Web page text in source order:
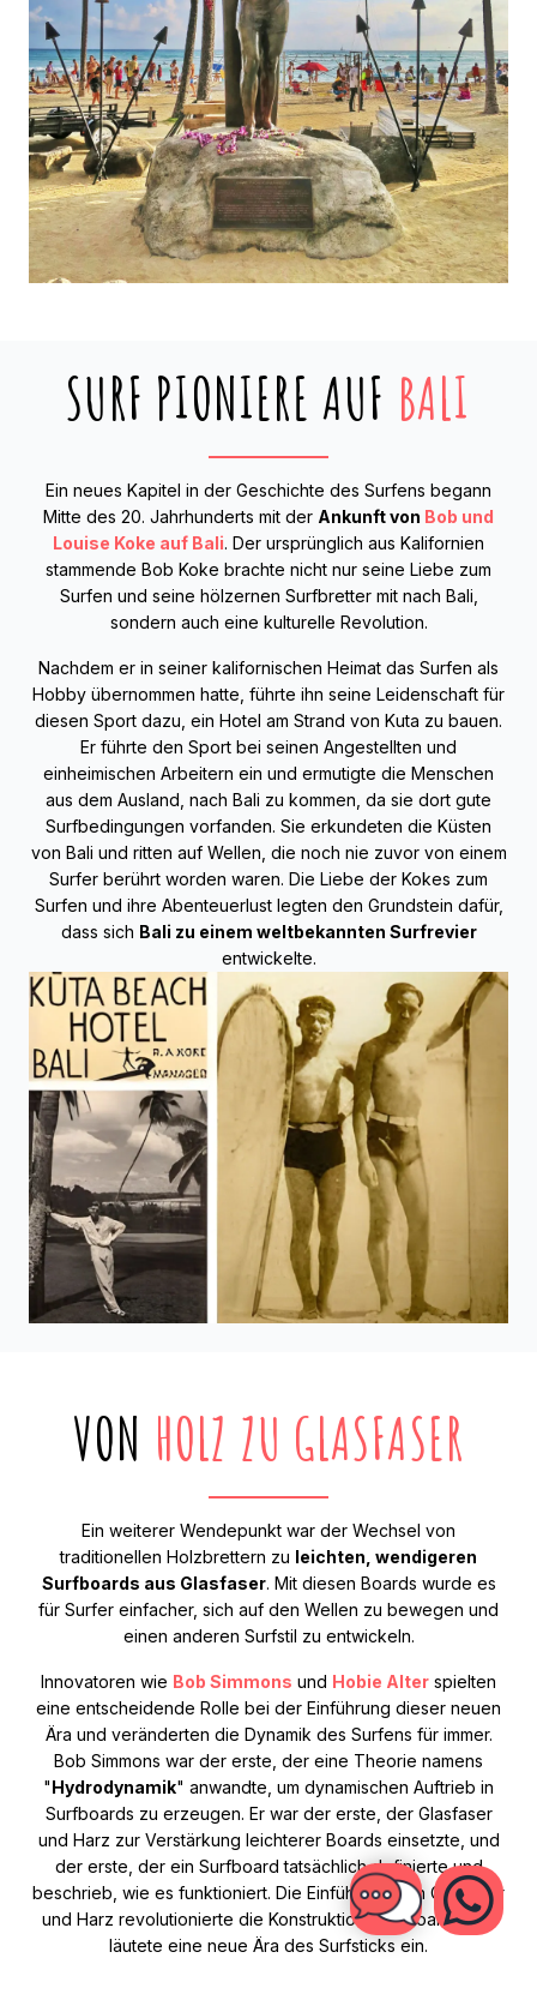
SURF PIONIERE AUF BALI
Ein neues Kapitel in der Geschichte des Surfens begann
Mitte des 20. Jahrhunderts mit der Ankunft von Bob und
Louise Koke auf Bali. Der ursprünglich aus Kalifornien
stammende Bob Koke brachte nicht nur seine Liebe zum
Surfen und seine hölzernen Surfbretter mit nach Bali,
sondern auch eine kulturelle Revolution.
Nachdem er in seiner kalifornischen Heimat das Surfen als
Hobby übernommen hatte, führte ihn seine Leidenschaft für
diesen Sport dazu, ein Hotel am Strand von Kuta zu bauen.
Er führte den Sport bei seinen Angestellten und
einheimischen Arbeitern ein und ermutigte die Menschen
aus dem Ausland, nach Bali zu kommen, da sie dort gute
Surfbedingungen vorfanden. Sie erkundeten die Küsten
von Bali und ritten auf Wellen, die noch nie zuvor von einem
Surfer berührt worden waren. Die Liebe der Kokes zum
Surfen und ihre Abenteuerlust legten den Grundstein dafür,
dass sich Bali zu einem weltbekannten Surfrevier
entwickelte.
VON HOLZ ZU GLASFASER
Ein weiterer Wendepunkt war der Wechsel von
traditionellen Holzbrettern zu leichten, wendigeren
Surfboards aus Glasfaser. Mit diesen Boards wurde es
für Surfer einfacher, sich auf den Wellen zu bewegen und
einen anderen Surfstil zu entwickeln.
Innovatoren wie Bob Simmons und Hobie Alter spielten
eine entscheidende Rolle bei der Einführung dieser neuen
Ära und veränderten die Dynamik des Surfens für immer.
Bob Simmons war der erste, der eine Theorie namens
"Hydrodynamik" anwandte, um dynamischen Auftrieb in
Surfboards zu erzeugen. Er war der erste, der Glasfaser
und Harz zur Verstärkung leichterer Boards einsetzte, und
der erste, der ein Surfboard tatsächlich definierte und
beschrieb, wie es funktioniert. Die Einführung von Glasfaser
und Harz revolutionierte die Konstruktion von Boards und
läutete eine neue Ära des Surfsticks ein.